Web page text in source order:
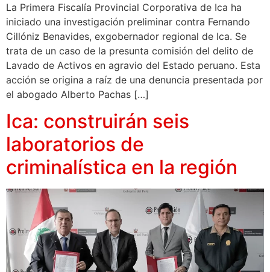
La Primera Fiscalía Provincial Corporativa de Ica ha
iniciado una investigación preliminar contra Fernando
Cillóniz Benavides, exgobernador regional de Ica. Se
trata de un caso de la presunta comisión del delito de
Lavado de Activos en agravio del Estado peruano. Esta
acción se origina a raíz de una denuncia presentada por
el abogado Alberto Pachas […]
Ica: construirán seis
laboratorios de
criminalística en la región